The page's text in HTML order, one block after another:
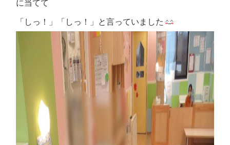
に当てて
「しっ！」「しっ！」と言っていました